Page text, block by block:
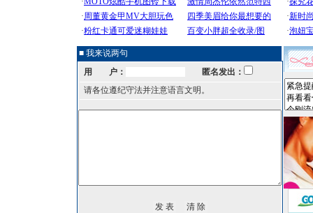
■ 我来说两句
用 户：
匿名发出：
请各位遵纪守法并注意语言文明。